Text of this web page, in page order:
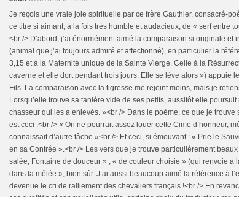
Je reçois une vraie joie spirituelle par ce frère Gauthier, consacré-
ce titre si aimant, à la fois très humble et audacieux, de « serf entre
<br /> D’abord, j’ai énormément aimé la comparaison si originale et
(animal que j’ai toujours admiré et affectionné), en particulier la
3,15 et à la Maternité unique de la Sainte Vierge. Celle à la
caverne et elle dort pendant trois jours. Elle se lève alors ») appuie
Fils. La comparaison avec la tigresse me rejoint moins, mais je
Lorsqu’elle trouve sa tanière vide de ses petits, aussitôt elle
chasseur qui les a enlevés. »<br /> Dans le poème, ce que je
est ceci :<br /> « On ne pourrait assez louer cette Cime d’honneur,
connaissait d’autre tâche »<br /> Et ceci, si émouvant : « Prie le
en sa Contrée ».<br /> Les vers que je trouve particulièrement
salée, Fontaine de douceur » ; « de couleur choisie » (qui renvoie à
dans la mêlée », bien sûr. J’ai aussi beaucoup aimé la référence à
devenue le cri de ralliement des chevaliers français !<br /> En